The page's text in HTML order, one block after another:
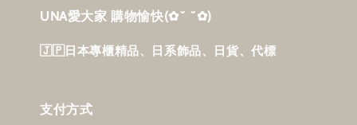
UNA愛大家 購物愉快‎(✿˘ ˘✿)
🇯🇵日本專櫃精品、日系飾品、日貨、代標
支付方式